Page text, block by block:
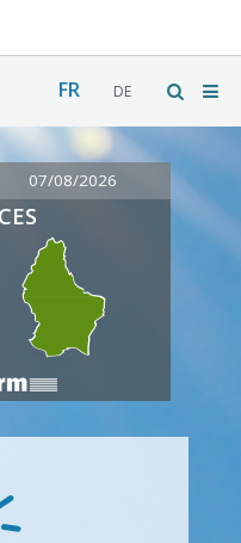
FR DE
07/08/2026